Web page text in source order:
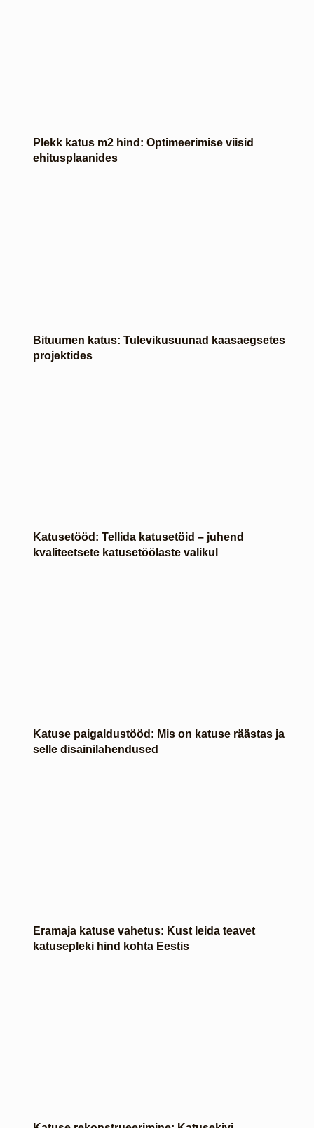
Plekk katus m2 hind: Optimeerimise viisid
ehitusplaanides
Bituumen katus: Tulevikusuunad kaasaegsetes
projektides
Katusetööd: Tellida katusetöid – juhend
kvaliteetsete katusetöölaste valikul
Katuse paigaldustööd: Mis on katuse räästas ja
selle disainilahendused
Eramaja katuse vahetus: Kust leida teavet
katusepleki hind kohta Eestis